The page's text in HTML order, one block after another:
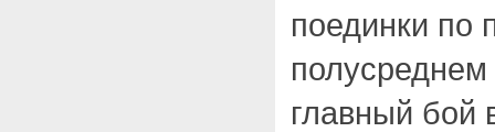
поединки
главный бой